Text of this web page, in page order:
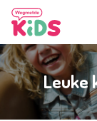
Leuke